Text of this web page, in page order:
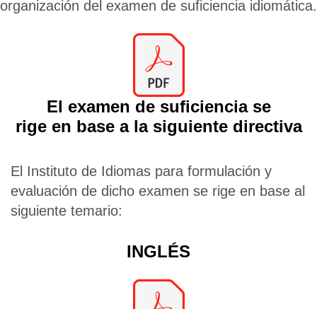
organización del examen de suficiencia idiomática.
El examen de suficiencia se
rige en base a la siguiente directiva
El Instituto de Idiomas para formulación y
evaluación de dicho examen se rige en base al
siguiente temario:
INGLÉS